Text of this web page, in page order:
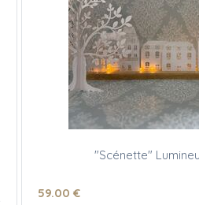
"Scénette"
59.00 €